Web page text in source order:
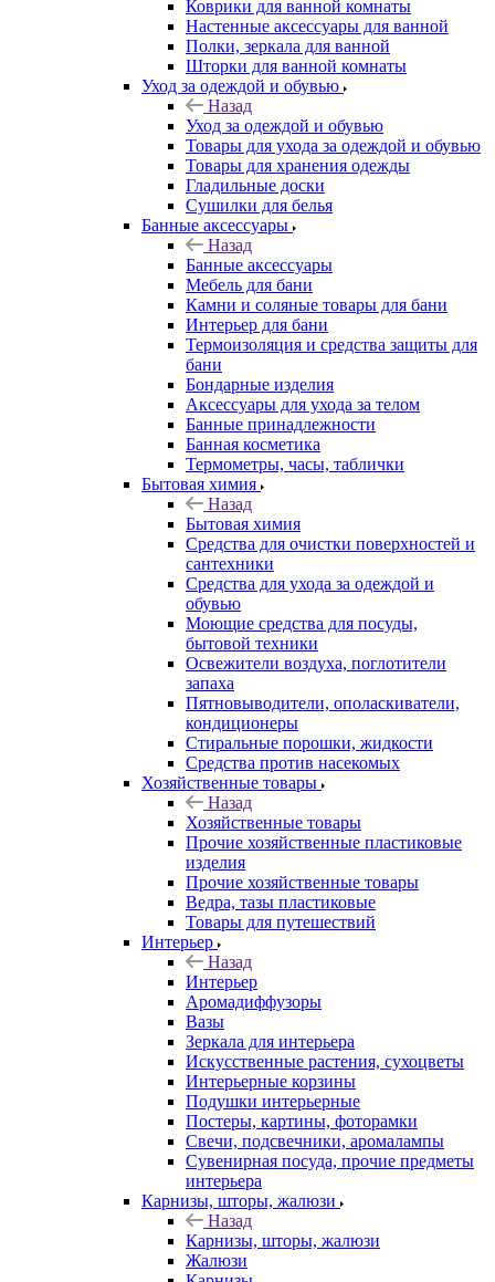
Коврики для ванной комнаты
Настенные аксессуары для ванной
Полки, зеркала для ванной
Шторки для ванной комнаты
Уход за одеждой и обувью
Назад
Уход за одеждой и обувью
Товары для ухода за одеждой и обувью
Товары для хранения одежды
Гладильные доски
Сушилки для белья
Банные аксессуары
Назад
Банные аксессуары
Мебель для бани
Камни и соляные товары для бани
Интерьер для бани
Термоизоляция и средства защиты для
бани
Бондарные изделия
Аксеcсуары для ухода за телом
Банные принадлежности
Банная косметика
Термометры, часы, таблички
Бытовая химия
Назад
Бытовая химия
Средства для очистки поверхностей и
сантехники
Средства для ухода за одеждой и
обувью
Моющие средства для посуды,
бытовой техники
Освежители воздуха, поглотители
запаха
Пятновыводители, ополаскиватели,
кондиционеры
Стиральные порошки, жидкости
Средства против насекомых
Хозяйственные товары
Назад
Хозяйственные товары
Прочие хозяйственные пластиковые
изделия
Прочие хозяйственные товары
Ведра, тазы пластиковые
Товары для путешествий
Интерьер
Назад
Интерьер
Аромадиффузоры
Вазы
Зеркала для интерьера
Искусственные растения, сухоцветы
Интерьерные корзины
Подушки интерьерные
Постеры, картины, фоторамки
Свечи, подсвечники, аромалампы
Сувенирная посуда, прочие предметы
интерьера
Карнизы, шторы, жалюзи
Назад
Карнизы, шторы, жалюзи
Жалюзи